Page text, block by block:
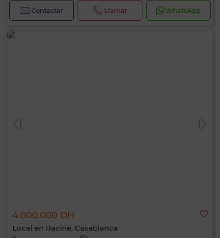
Contactar Llamar WhatsApp
4.000.000 DH
Local en Racine, Casablanca